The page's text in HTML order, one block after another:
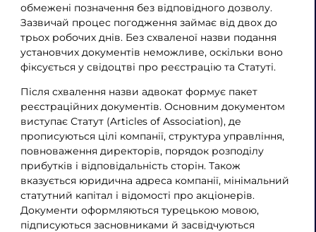
обмежені позначення без відповідного дозволу.
Зазвичай процес погодження займає від двох до
трьох робочих днів. Без схваленої назви подання
установчих документів неможливе, оскільки воно
фіксується у свідоцтві про реєстрацію та Статуті.
Після схвалення назви адвокат формує пакет
реєстраційних документів. Основним документом
виступає Статут (Articles of Association), де
прописуються цілі компанії, структура управління,
повноваження директорів, порядок розподілу
прибутків і відповідальність сторін. Також
вказується юридична адреса компанії, мінімальний
статутний капітал і відомості про акціонерів.
Документи оформляються турецькою мовою,
підписуються засновниками й засвідчуються